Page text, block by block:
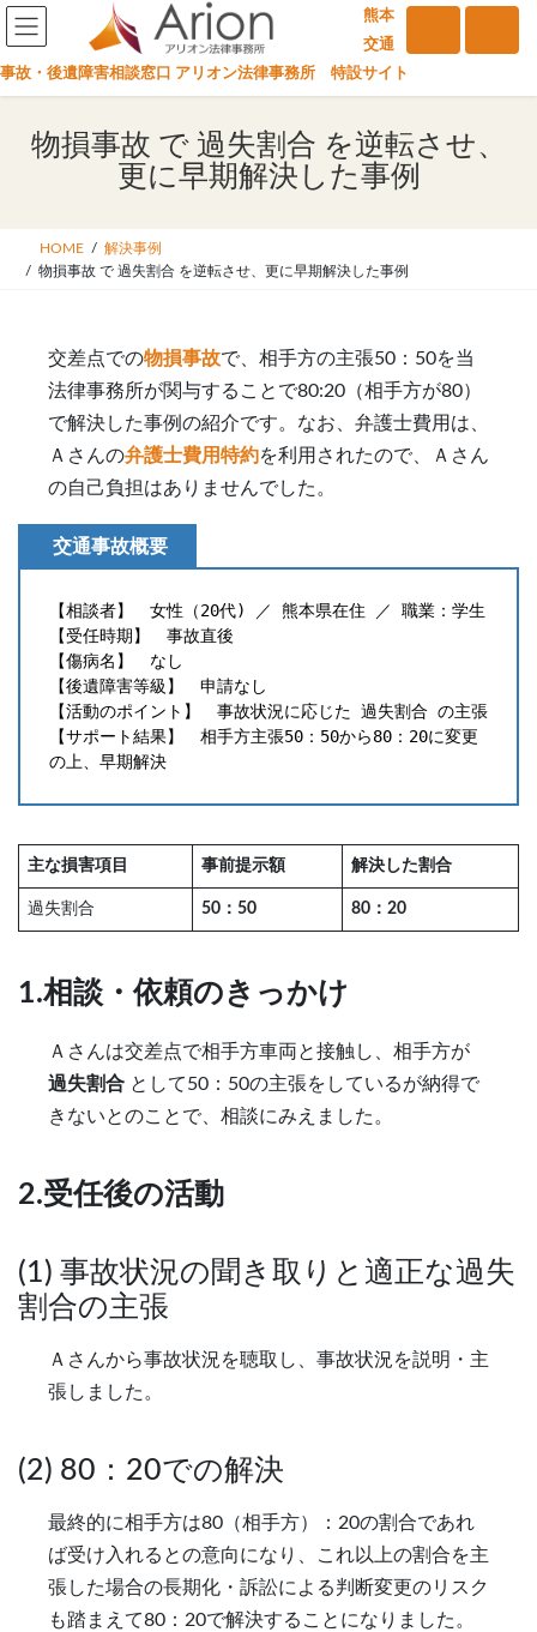
コ
ン
テ
ン
ナ
ビ
ゲ
ー
熊本
交通
事故・後遺障害相談窓口 アリオン法律事務所 特設サイト
物損事故 で 過失割合 を逆転させ、
更に早期解決した事例
HOME
解決事例
物損事故 で 過失割合 を逆転させ、更に早期解決した事例
交差点での物損事故で、相手方の主張50：50を当
法律事務所が関与することで80:20（相手方が80）
で解決した事例の紹介です。なお、弁護士費用は、
Ａさんの弁護士費用特約を利用されたので、Ａさん
の自己負担はありませんでした。
交通事故概要
【相談者】　女性（20代) ／ 熊本県在住 ／ 職業：学生
【受任時期】　事故直後
【傷病名】　なし
【後遺障害等級】　申請なし
【活動のポイント】　事故状況に応じた 過失割合 の主張
【サポート結果】　相手方主張50：50から80：20に変更
の上、早期解決
主な損害項目 事前提示額 解決した割合
過失割合 50：50 80：20
1.相談・依頼のきっかけ
Ａさんは交差点で相手方車両と接触し、相手方が
過失割合 として50：50の主張をしているが納得で
きないとのことで、相談にみえました。
2.受任後の活動
(1) 事故状況の聞き取りと適正な過失
割合の主張
Ａさんから事故状況を聴取し、事故状況を説明・主
張しました。
(2) 80：20での解決
最終的に相手方は80（相手方）：20の割合であれ
ば受け入れるとの意向になり、これ以上の割合を主
張した場合の長期化・訴訟による判断変更のリスク
も踏まえて80：20で解決することになりました。